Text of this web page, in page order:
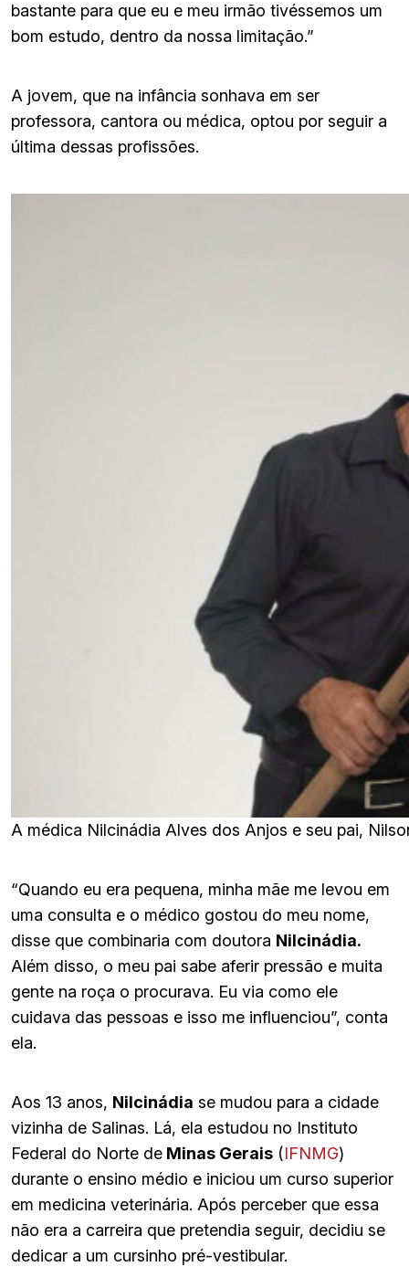
bastante para que eu e meu irmão tivéssemos um
bom estudo, dentro da nossa limitação.”
A jovem, que na infância sonhava em ser
professora, cantora ou médica, optou por seguir a
última dessas profissões.
A médica Nilcinádia Alves dos Anjos e seu pai,
“Quando eu era pequena, minha mãe me levou em
uma consulta e o médico gostou do meu nome,
disse que combinaria com doutora Nilcinádia.
Além disso, o meu pai sabe aferir pressão e muita
gente na roça o procurava. Eu via como ele
cuidava das pessoas e isso me influenciou”, conta
ela.
Aos 13 anos, Nilcinádia se mudou para a cidade
vizinha de Salinas. Lá, ela estudou no Instituto
Federal do Norte de Minas Gerais (IFNMG)
durante o ensino médio e iniciou um curso superior
em medicina veterinária. Após perceber que essa
não era a carreira que pretendia seguir, decidiu se
dedicar a um cursinho pré-vestibular.